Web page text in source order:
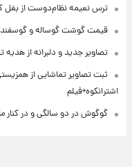
ترس نعیمه نظام‌دوست از بغل
قیمت گوشت گوساله و گوسفند امروز شنبه ۱۷
تصاویر جدید و دلبرانه از هدیه
ثبت تصاویر تماشایی از
اشترانکوه+فیلم
گوگوش در دو سالگی و در کنار